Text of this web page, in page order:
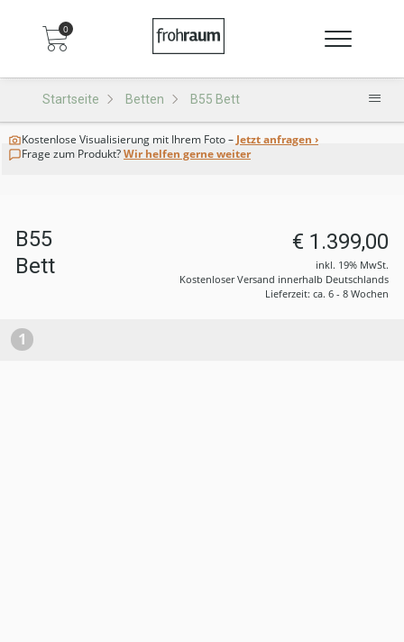
0
Startseite Betten B55 Bett
Kostenlose Visualisierung mit Ihrem Foto – Jetzt anfragen ›
Frage zum Produkt?Wir helfen gerne weiter
B55
Bett
€ 1.399,00
inkl. 19% MwSt.
Kostenloser Versand innerhalb Deutschlands
Lieferzeit: ca. 6 - 8 Wochen
1